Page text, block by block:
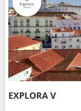
EXPLORA V